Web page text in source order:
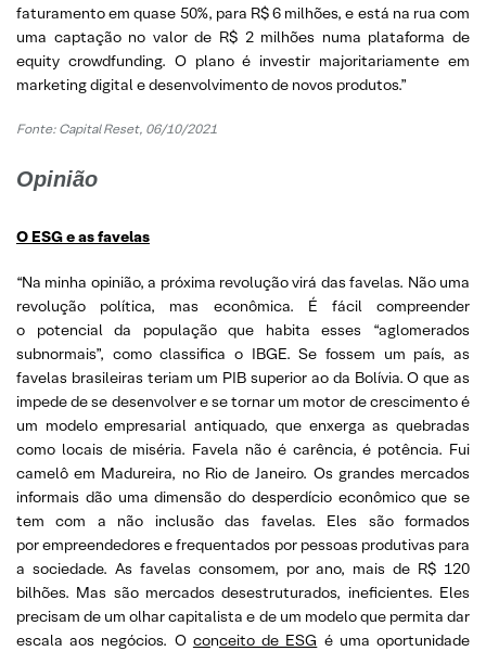
faturamento em quase 50%, para R$ 6 milhões, e está na rua com
uma captação no valor de R$ 2 milhões numa plataforma de
equity crowdfunding. O plano é investir majoritariamente em
marketing digital e desenvolvimento de novos produtos.”
Fonte: Capital Reset, 06/10/2021
Opinião
O ESG e as favelas
“Na minha opinião, a próxima revolução virá das favelas. Não uma
revolução política, mas econômica. É fácil compreender
o potencial da população que habita esses “aglomerados
subnormais”, como classifica o IBGE. Se fossem um país, as
favelas brasileiras teriam um PIB superior ao da Bolívia. O que as
impede de se desenvolver e se tornar um motor de crescimento é
um modelo empresarial antiquado, que enxerga as quebradas
como locais de miséria. Favela não é carência, é potência. Fui
camelô em Madureira, no Rio de Janeiro. Os grandes mercados
informais dão uma dimensão do desperdício econômico que se
tem com a não inclusão das favelas. Eles são formados
por empreendedores e frequentados por pessoas produtivas para
a sociedade. As favelas consomem, por ano, mais de R$ 120
bilhões. Mas são mercados desestruturados, ineficientes. Eles
precisam de um olhar capitalista e de um modelo que permita dar
escala aos negócios. O conceito de ESG é uma oportunidade